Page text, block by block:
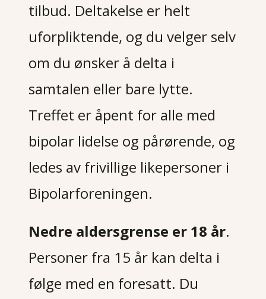
tilbud. Deltakelse er helt
uforpliktende, og du velger selv
om du ønsker å delta i
samtalen eller bare lytte.
Treffet er åpent for alle med
bipolar lidelse og pårørende, og
ledes av frivillige likepersoner i
Bipolarforeningen.
Nedre aldersgrense er 18 år.
Personer fra 15 år kan delta i
følge med en foresatt. Du